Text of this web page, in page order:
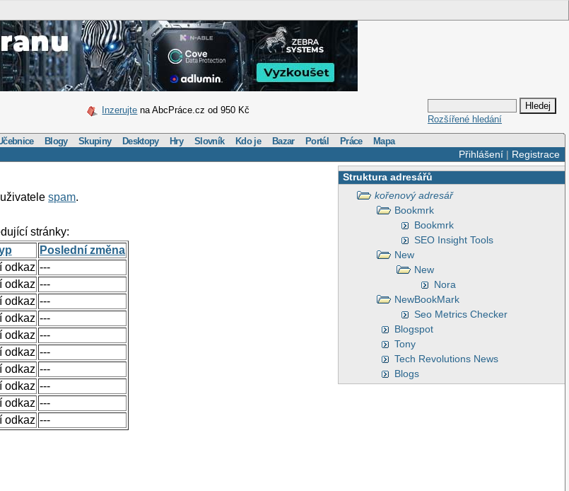
Inzerujte na AbcPráce.cz od 950 Kč
Rozšířené hledání
Blogy Skupiny Desktopy Hry Slovník Kdo je Bazar Portál Práce Mapa
Přihlášení| Registrace
Struktura adresářů
kořenový adresář
Bookmrk
Bookmrk
SEO Insight Tools
New
New
Nora
NewBookMark
Seo Metrics Checker
Blogspot
Tony
Tech Revolutions News
Blogs
uživatelespam.
stránky:
Poslední změna
odkaz ---
odkaz ---
odkaz ---
odkaz ---
odkaz ---
odkaz ---
odkaz ---
odkaz ---
odkaz ---
odkaz ---